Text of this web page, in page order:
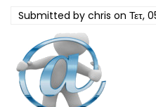
Submitted by chris on Τετ,